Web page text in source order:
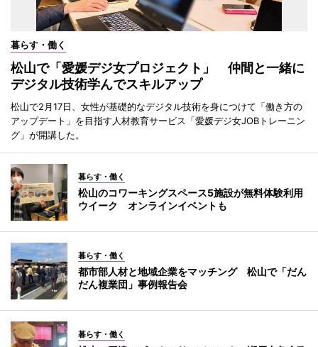
暮らす・働く
松山で「愛媛デジ女プロジェクト」 仲間と一緒に
デジタル技術学んでスキルアップ
松山で2月17日、女性が基礎的なデジタル技術を身につけて「働き方の
アップデート」を目指す人材教育サービス「愛媛デジ女JOBトレーニン
グ」が開講した。
暮らす・働く
松山のコワーキングスペース5施設が無料体験利用
ウイーク オンラインイベントも
暮らす・働く
都市部人材と地域企業をマッチング 松山で「だん
だん複業団」事例報告会
暮らす・働く